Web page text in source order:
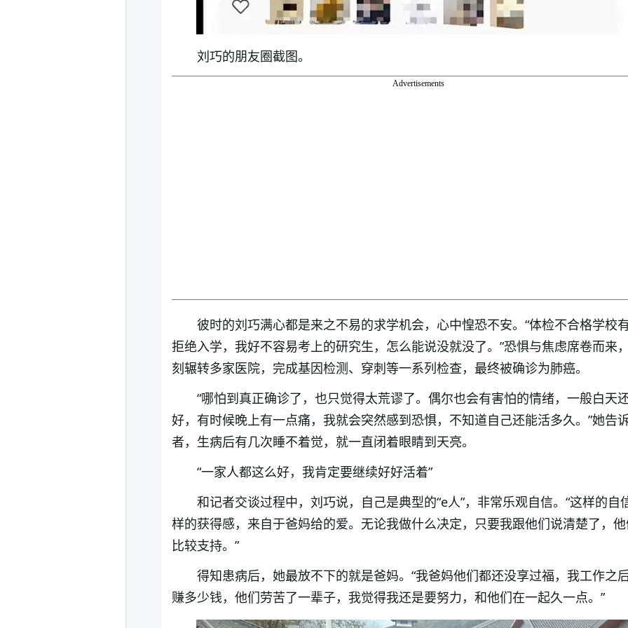
刘巧的朋友圈截图。
Advertisements
彼时的刘巧满心都是来之不易的求学机会，心中惶恐不安。“体检不合格学校
拒绝入学，我好不容易考上的研究生，怎么能说没就没了。”恐惧与焦虑席卷而来
刻辗转多家医院，完成基因检测、穿刺等一系列检查，最终被确诊为肺癌。
“哪怕到真正确诊了，也只觉得太荒谬了。偶尔也会有害怕的情绪，一般白天
好，有时候晚上有一点痛，我就会突然感到恐惧，不知道自己还能活多久。”她告
者，生病后有几次睡不着觉，就一直闭着眼睛到天亮。
“一家人都这么好，我肯定要继续好好活着”
和记者交谈过程中，刘巧说，自己是典型的“e人”，非常乐观自信。“这样的自
样的获得感，来自于爸妈给的爱。无论我做什么决定，只要我跟他们说清楚了，
比较支持。”
得知患病后，她最放不下的就是爸妈。“我爸妈他们都还没享过福，我工作之
赚多少钱，他们劳苦了一辈子，我觉得我还是要努力，和他们在一起久一点。”